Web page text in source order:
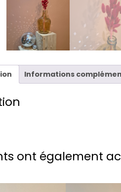
Informations
ont également